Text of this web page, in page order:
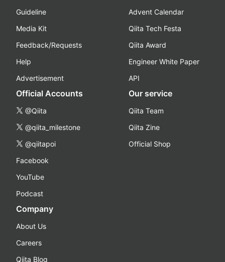
Guideline
Media Kit
Feedback/Requests
Help
Advertisement
Advent Calendar
Qiita Tech Festa
Qiita Award
Engineer White Paper
API
Official Accounts
@Qiita
@qiita_milestone
@qiitapoi
Facebook
YouTube
Podcast
Our service
Qiita Team
Qiita Zine
Official Shop
Company
About Us
Careers
Qiita Blog